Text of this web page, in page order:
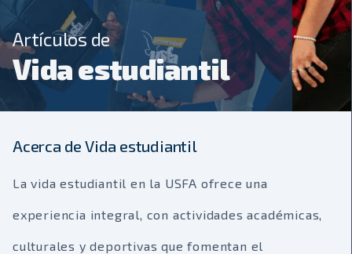
Artículos de
Vida estudiantil
Acerca de Vida estudiantil
La vida estudiantil en la USFA ofrece una
experiencia integral, con actividades académicas,
culturales y deportivas que fomentan el